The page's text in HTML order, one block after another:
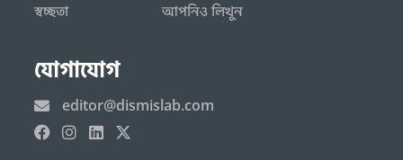
স্বচ্ছতা
আপনিও লিখুন
যোগাযোগ
editor@dismislab.com